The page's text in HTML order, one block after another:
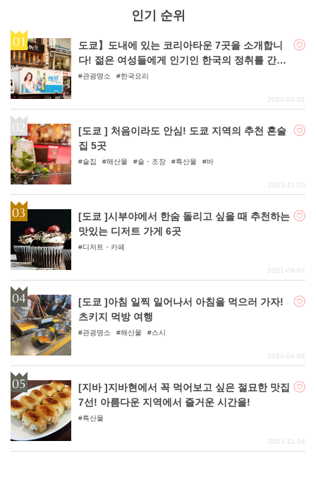
인기 순위
도쿄】도내에 있는 코리아타운 7곳을 소개합니
다! 젊은 여성들에게 인기인 한국의 정취를 간편
하게 맛볼 수 있다!
관광명소 한국요리
2023-03-31
[도쿄 ] 처음이라도 안심! 도쿄 지역의 추천 혼술
집 5곳
술집 해산물 술・조장 특산물 바
2023-11-20
[도쿄 ]시부야에서 한숨 돌리고 싶을 때 추천하는
맛있는 디저트 가게 6곳
디저트・카페
2021-09-07
[도쿄 ]아침 일찍 일어나서 아침을 먹으러 가자!
츠키지 먹방 여행
관광명소 해산물 스시
2024-04-04
[지바 ]지바현에서 꼭 먹어보고 싶은 절묘한 맛집
7선! 아름다운 지역에서 즐거운 시간을!
특산물
2021-11-04